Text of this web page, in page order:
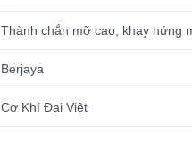
Thành chắn mỡ cao, khay hứng
Berjaya
Cơ Khí Đại Việt